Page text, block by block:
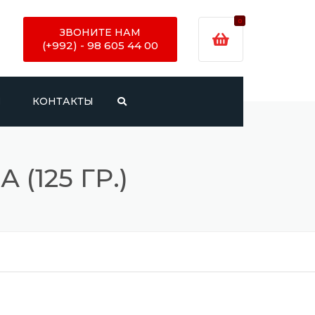
ЗВОНИТЕ НАМ
(+992) - 98 605 44 00
КОНТАКТЫ
0
ГР.)